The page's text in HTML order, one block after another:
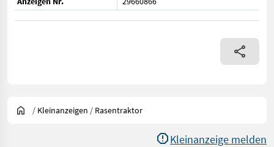
/ Kleinanzeigen / Rasentraktor
Kleinanzeige melden